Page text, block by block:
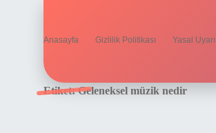
Anasayfa Gizlilik Politikası Yasal Uyarı
Etiket:Geleneksel müzik nedir